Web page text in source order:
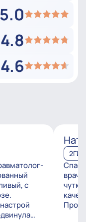
5.0
4.8
4.6
с